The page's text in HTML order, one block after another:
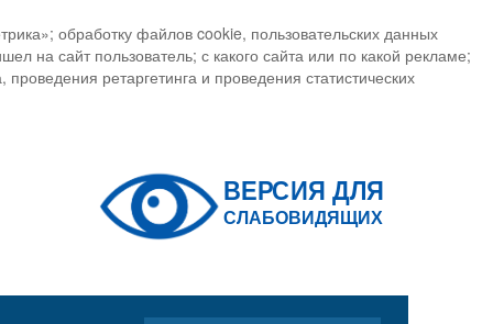
обработку файлов cookie, пользовательских данных
на сайт пользователь; с какого сайта или по какой рекламе;
ретаргетинга и проведения статистических